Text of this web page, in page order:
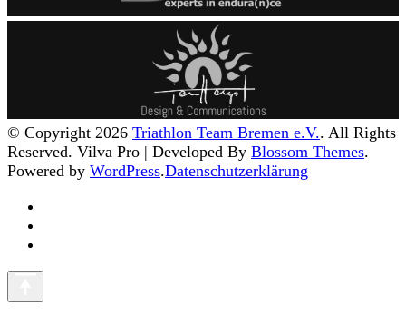
© Copyright 2026 Triathlon Team Bremen e.V.. All Rights
Reserved. Vilva Pro | Developed By Blossom Themes.
Powered by WordPress.Datenschutzerklärung